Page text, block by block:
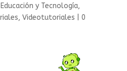
Educación y Tecnología,
, Videotutoriales
0